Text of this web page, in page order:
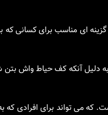
ای مناسب برای کسانی که
به دلیل آنکه کف حیاط واش
که می تواند برای افرادی که